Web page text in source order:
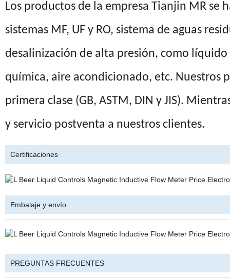
Los productos de la empresa Tianjin MR
sistemas MF, UF y RO, sistema de aguas
desalinización de alta presión, como
química, aire acondicionado, etc. Nuestros
primera clase (GB, ASTM, DIN y JIS).
y servicio postventa a nuestros clientes.
Certificaciones
Embalaje y envío
PREGUNTAS FRECUENTES